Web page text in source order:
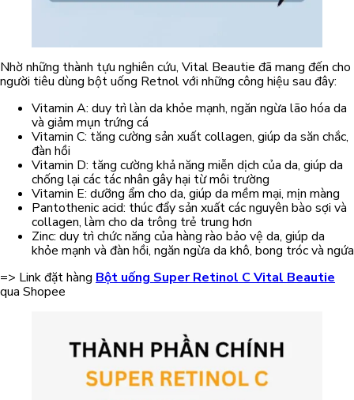
Nhờ những thành tựu nghiên cứu, Vital Beautie đã mang đến cho
người tiêu dùng bột uống Retnol với những công hiệu sau đây:
Vitamin A: duy trì làn da khỏe mạnh, ngăn ngừa lão hóa da
và giảm mụn trứng cá
Vitamin C: tăng cường sản xuất collagen, giúp da săn chắc,
đàn hồi
Vitamin D: tăng cường khả năng miễn dịch của da, giúp da
chống lại các tác nhân gây hại từ môi trường
Vitamin E: dưỡng ẩm cho da, giúp da mềm mại, mịn màng
Pantothenic acid: thúc đẩy sản xuất các nguyên bào sợi và
collagen, làm cho da trông trẻ trung hơn
Zinc: duy trì chức năng của hàng rào bảo vệ da, giúp da
khỏe mạnh và đàn hồi, ngăn ngừa da khô, bong tróc và ngứa
=> Link đặt hàng Bột uống Super Retinol C Vital Beautie
qua Shopee